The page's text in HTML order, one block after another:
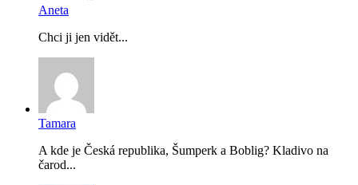
Aneta
Chci ji jen vidět...
Tamara
A kde je Česká republika, Šumperk a Boblig? Kladivo na
čarod...